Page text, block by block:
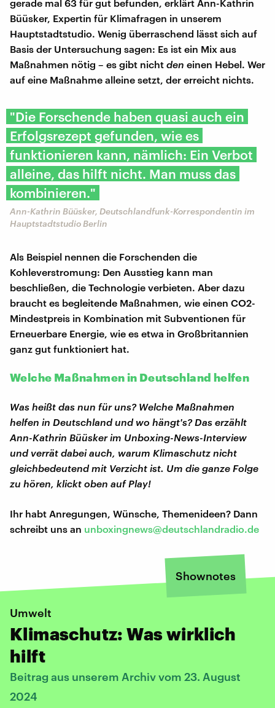
gerade mal 63 für gut befunden, erklärt Ann-Kathrin
Büüsker, Expertin für Klimafragen in unserem
Hauptstadtstudio. Wenig überraschend lässt sich auf
Basis der Untersuchung sagen: Es ist ein Mix aus
Maßnahmen nötig – es gibt nicht den einen Hebel. Wer
auf eine Maßnahme alleine setzt, der erreicht nichts.
"Die Forschende haben quasi auch ein
Erfolgsrezept gefunden, wie es
funktionieren kann, nämlich: Ein Verbot
alleine, das hilft nicht. Man muss das
kombinieren."
Ann-Kathrin Büüsker, Deutschlandfunk-Korrespondentin im
Hauptstadtstudio Berlin
Als Beispiel nennen die Forschenden die
Kohleverstromung: Den Ausstieg kann man
beschließen, die Technologie verbieten. Aber dazu
braucht es begleitende Maßnahmen, wie einen CO2-
Mindestpreis in Kombination mit Subventionen für
Erneuerbare Energie, wie es etwa in Großbritannien
ganz gut funktioniert hat.
Welche Maßnahmen in Deutschland helfen
Was heißt das nun für uns? Welche Maßnahmen
helfen in Deutschland und wo hängt's? Das erzählt
Ann-Kathrin Büüsker im Unboxing-News-Interview
und verrät dabei auch, warum Klimaschutz nicht
gleichbedeutend mit Verzicht ist. Um die ganze Folge
zu hören, klickt oben auf Play!
Ihr habt Anregungen, Wünsche, Themenideen? Dann
schreibt uns an unboxingnews@deutschlandradio.de
Shownotes
Umwelt
Klimaschutz: Was wirklich
hilft
Beitrag aus unserem Archiv vom 23. August
2024